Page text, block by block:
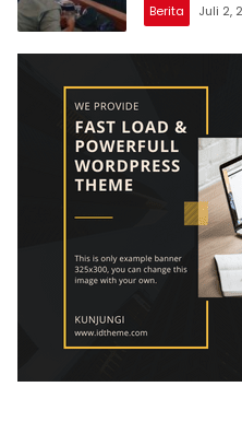
Berita Juli 2,